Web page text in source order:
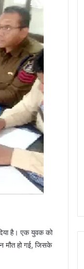
है। एक युवक को
मौत हो गई, जिसके